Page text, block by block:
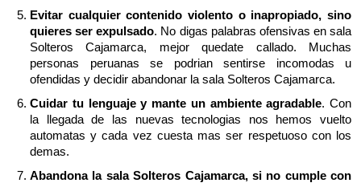
Evitar cualquier contenido violento o inapropiado, sino
quieres ser expulsado. No digas palabras ofensivas en sala
Solteros Cajamarca, mejor quedate callado. Muchas
personas peruanas se podrian sentirse incomodas u
ofendidas y decidir abandonar la sala Solteros Cajamarca.
Cuidar tu lenguaje y mante un ambiente agradable. Con
la llegada de las nuevas tecnologias nos hemos vuelto
automatas y cada vez cuesta mas ser respetuoso con los
demas.
Abandona la sala Solteros Cajamarca, si no cumple con